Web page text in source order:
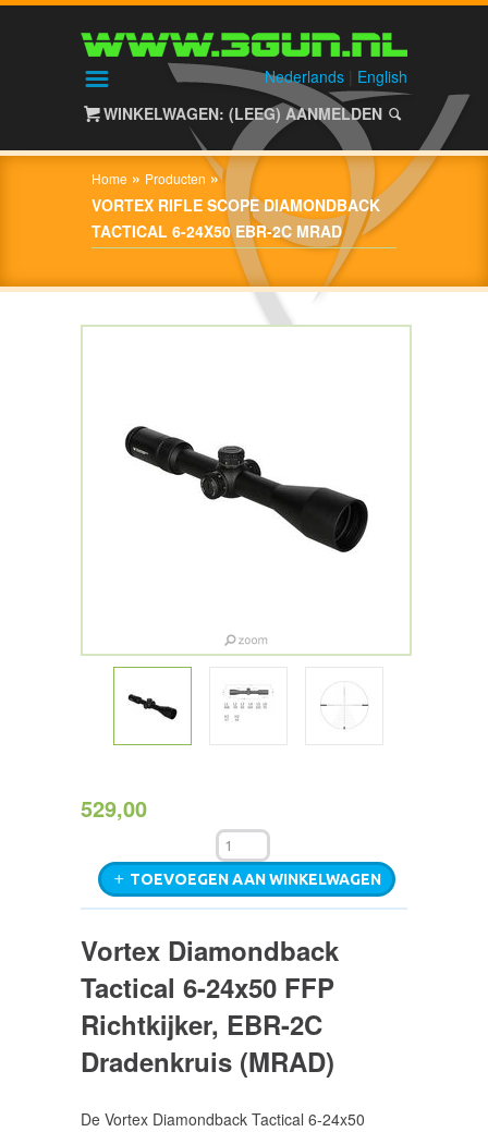
3GUN
CONTACT
Nederlands
English
WINKELWAGEN: (LEEG) AANMELDEN
Home » Producten »
VORTEX RIFLE SCOPE DIAMONDBACK
TACTICAL 6-24X50 EBR-2C MRAD
529,00
TOEVOEGEN AAN WINKELWAGEN
Vortex Diamondback
Tactical 6-24x50 FFP
Richtkijker, EBR-2C
Dradenkruis (MRAD)
De Vortex Diamondback Tactical 6-24x50